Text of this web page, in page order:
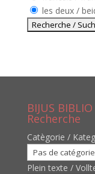
les deux /
BIJUS
Recherche
Catègorie /
Plein texte /